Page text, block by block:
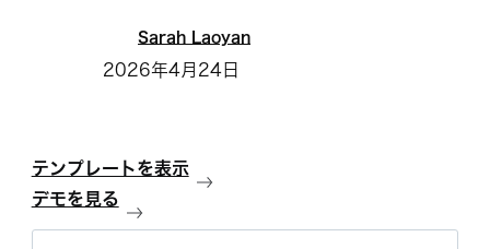
Sarah Laoyan
2026年4月24日
テンプレートを表示
デモを見る